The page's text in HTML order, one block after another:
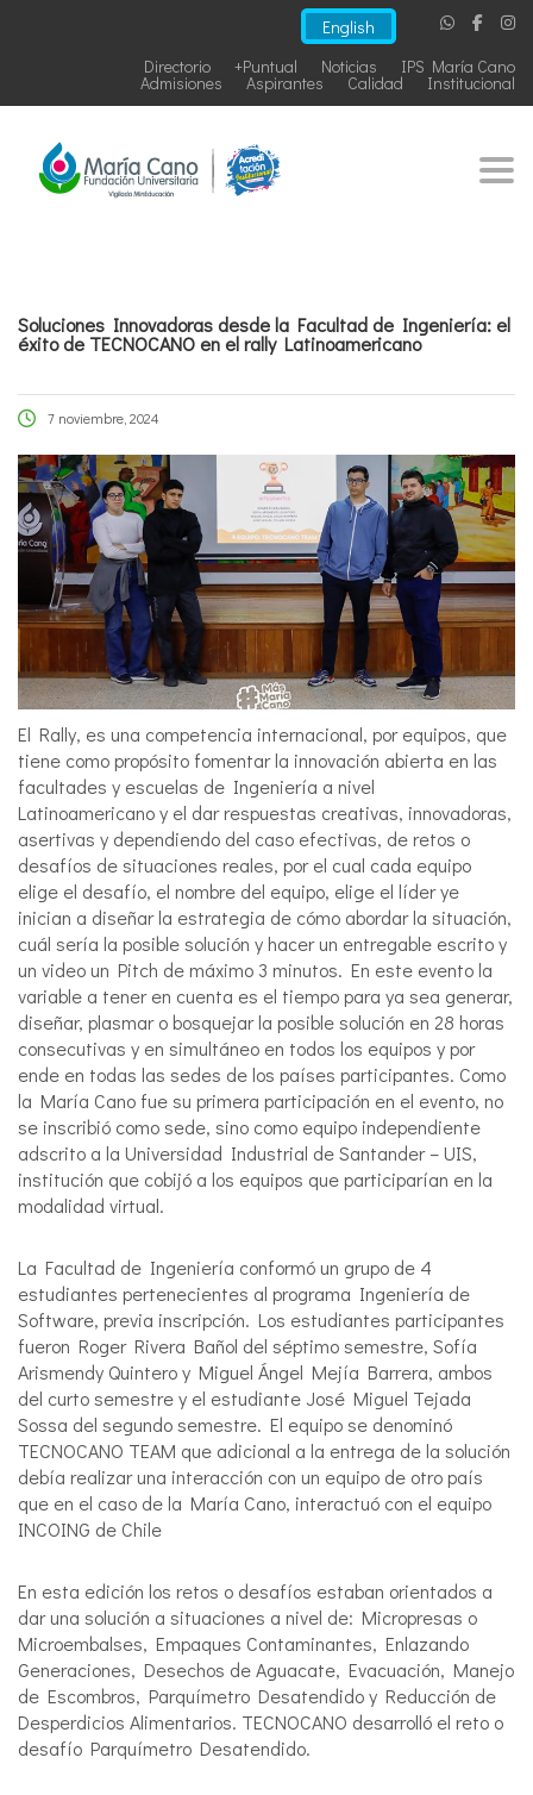
English
IPS María Cano
Noticias
+Puntual
Directorio
Institucional
Calidad
Aspirantes
Admisiones
Soluciones Innovadoras desde la Facultad de Ingeniería: el
éxito de TECNOCANO en el rally Latinoamericano
7 noviembre, 2024
El Rally, es una competencia internacional, por equipos, que
tiene como propósito fomentar la innovación abierta en las
facultades y escuelas de Ingeniería a nivel
Latinoamericano y el dar respuestas creativas, innovadoras,
asertivas y dependiendo del caso efectivas, de retos o
desafíos de situaciones reales, por el cual cada equipo
elige el desafío, el nombre del equipo, elige el líder ye
inician a diseñar la estrategia de cómo abordar la situación,
cuál sería la posible solución y hacer un entregable escrito y
un video un Pitch de máximo 3 minutos. En este evento la
variable a tener en cuenta es el tiempo para ya sea generar,
diseñar, plasmar o bosquejar la posible solución en 28 horas
consecutivas y en simultáneo en todos los equipos y por
ende en todas las sedes de los países participantes. Como
la María Cano fue su primera participación en el evento, no
se inscribió como sede, sino como equipo independiente
adscrito a la Universidad Industrial de Santander – UIS,
institución que cobijó a los equipos que participarían en la
modalidad virtual.
La Facultad de Ingeniería conformó un grupo de 4
estudiantes pertenecientes al programa Ingeniería de
Software, previa inscripción. Los estudiantes participantes
fueron Roger Rivera Bañol del séptimo semestre, Sofía
Arismendy Quintero y Miguel Ángel Mejía Barrera, ambos
del curto semestre y el estudiante José Miguel Tejada
Sossa del segundo semestre. El equipo se denominó
TECNOCANO TEAM que adicional a la entrega de la solución
debía realizar una interacción con un equipo de otro país
que en el caso de la María Cano, interactuó con el equipo
INCOING de Chile
En esta edición los retos o desafíos estaban orientados a
dar una solución a situaciones a nivel de: Micropresas o
Microembalses, Empaques Contaminantes, Enlazando
Generaciones, Desechos de Aguacate, Evacuación, Manejo
de Escombros, Parquímetro Desatendido y Reducción de
Desperdicios Alimentarios. TECNOCANO desarrolló el reto o
desafío Parquímetro Desatendido.